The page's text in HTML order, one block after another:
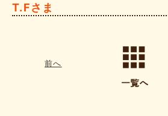
T.Fさま
前へ